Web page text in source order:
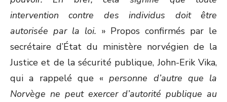
intervention contre des individus doit être
autorisée par la loi. » Propos confirmés par le
secrétaire d’État du ministère norvégien de la
Justice et de la sécurité publique, John-Erik Vika,
qui a rappelé que «personne d’autre que la
Norvège ne peut exercer d’autorité publique au